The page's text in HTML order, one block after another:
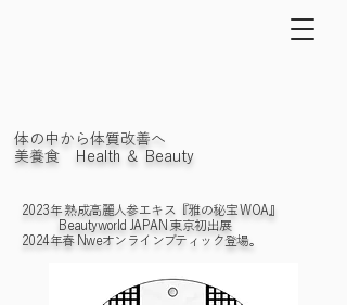
体の中から体質改善へ
美養食 Health ＆ Beauty
2023年 熟成高麗人参エキス『雅の秘宝 WOA』
Beautyworld JAPAN 東京初出展
2024年春 Nweオンラインブティック登場。